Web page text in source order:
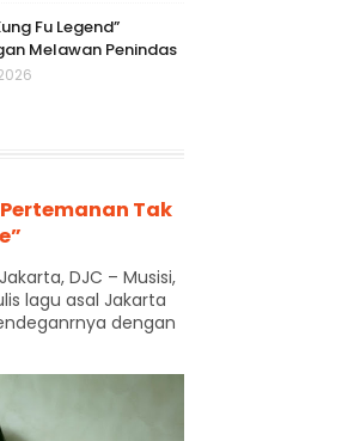
Fu Legend”
Melawan Penindas
Tak
DJC – Musisi,
lagu asal Jakarta
dengan